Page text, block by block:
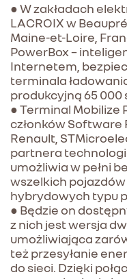
● W zakładach
LACROIX w
Maine-et-Loire,
PowerBox –
Internetem,
terminala
produkcyjną 65 000
● Terminal Mobilize
członków Software
Renault,
partnera
umożliwia w pełni
wszelkich
hybrydowych typu
● Będzie on
z nich jest wersja
umożliwiająca
też przesyłanie
do sieci. Dzięki